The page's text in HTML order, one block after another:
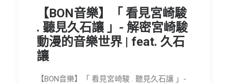
【BON音樂】「 看見宮崎駿
. 聽見久石讓 」- 解密宮崎駿
動漫的音樂世界 | feat. 久石
讓
【BON音樂】「 看見宮崎駿 . 聽見久石讓 」-